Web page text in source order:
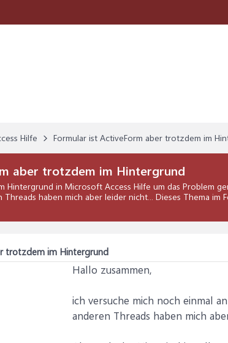
Hilfe Formular ist ActiveForm aber trotzdem im
aber trotzdem im Hintergrund
Hintergrund in Microsoft Access Hilfe um das Problem
haben mich aber leider nicht... Dieses Thema im
trotzdem im Hintergrund
Hallo zusammen,
ich versuche mich noch einmal
anderen Threads haben mich